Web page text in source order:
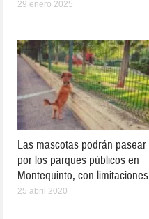
29 enero 2025
Las mascotas podrán pasear
por los parques públicos en
Montequinto, con limitaciones
25 abril 2020